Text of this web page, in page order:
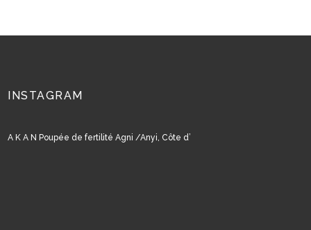
INSTAGRAM
A K A N Poupée de fertilité Agni /Anyi, Côte d’